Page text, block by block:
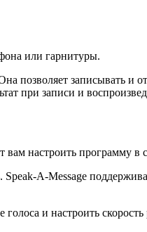
или гарнитуры.
позволяет записывать и
при записи и
настроить программу
A-Message
и настроить